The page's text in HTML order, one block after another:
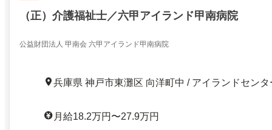
（正）介護福祉士／六甲アイランド甲南病院
公益財団法人 甲南会 六甲アイランド甲南病院
兵庫県 神戸市東灘区 向洋町中 / アイランドセン
月給18.2万円〜27.9万円